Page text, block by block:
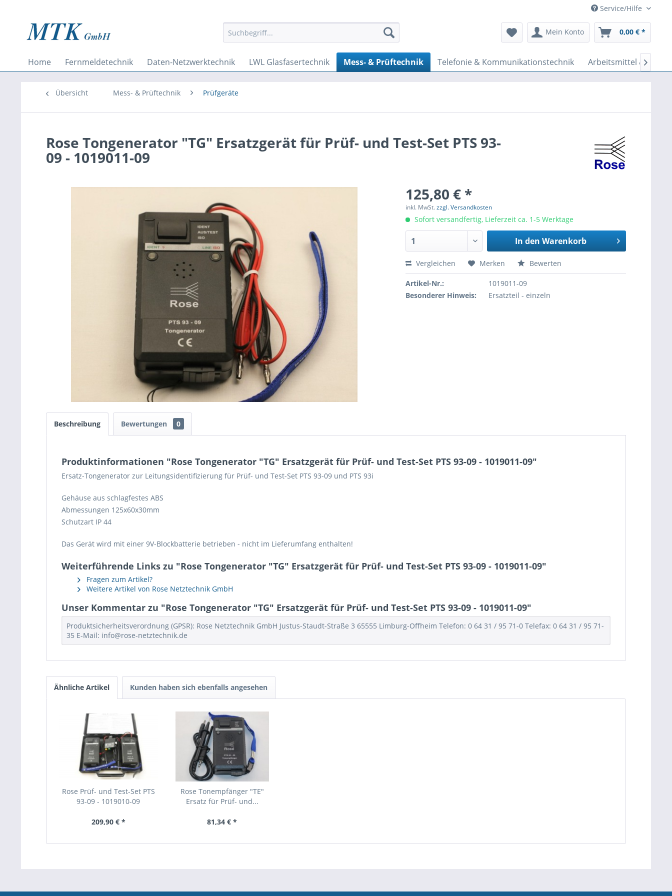
Service/Hilfe
Mein Konto 0,00 € *
Home Fernmeldetechnik Daten-Netzwerktechnik LWL Glasfasertechnik Mess- & Prüftechnik Telefonie & Kommunikationstechnik Arbeitsmittel &
Übersicht Mess- & Prüftechnik Prüfgeräte
Rose Tongenerator "TG" Ersatzgerät für Prüf- und Test-Set PTS 93-
09 - 1019011-09
125,80 € *
inkl. MwSt.zzgl. Versandkosten
Sofort versandfertig, Lieferzeit ca. 1-5 Werktage
In den Warenkorb
Vergleichen Merken Bewerten
Artikel-Nr.:
1019011-09
Besonderer Hinweis:
Ersatzteil - einzeln
Beschreibung Bewertungen 0
Produktinformationen "Rose Tongenerator "TG" Ersatzgerät für Prüf- und Test-Set PTS 93-09 - 1019011-09"
Ersatz-Tongenerator zur Leitungsidentifizierung für Prüf- und Test-Set PTS 93-09 und PTS 93i
Gehäuse aus schlagfestes ABS
Abmessungen 125x60x30mm
Schutzart IP 44
Das Gerät wird mit einer 9V-Blockbatterie betrieben - nicht im Lieferumfang enthalten!
Weiterführende Links zu "Rose Tongenerator "TG" Ersatzgerät für Prüf- und Test-Set PTS 93-09 - 1019011-09"
Fragen zum Artikel?
Weitere Artikel von Rose Netztechnik GmbH
Unser Kommentar zu "Rose Tongenerator "TG" Ersatzgerät für Prüf- und Test-Set PTS 93-09 - 1019011-09"
Produktsicherheitsverordnung (GPSR): Rose Netztechnik GmbH Justus-Staudt-Straße 3 65555 Limburg-Offheim Telefon: 0 64 31 / 95 71-0 Telefax: 0 64 31 / 95 71-
35 E-Mail: info@rose-netztechnik.de
Ähnliche Artikel Kunden haben sich ebenfalls angesehen
Rose Prüf- und Test-Set PTS
93-09 - 1019010-09
209,90 € *
Rose Tonempfänger "TE"
Ersatz für Prüf- und...
81,34 € *